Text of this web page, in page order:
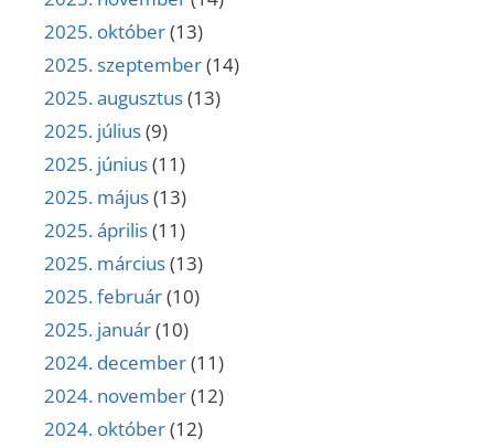
2025. október(13)
2025. szeptember(14)
2025. augusztus(13)
2025. július(9)
2025. június(11)
2025. május(13)
2025. április(11)
2025. március(13)
2025. február(10)
2025. január(10)
2024. december(11)
2024. november(12)
2024. október(12)